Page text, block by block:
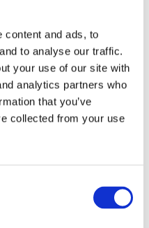
content and ads, to
to analyse our traffic.
your use of our site with
analytics partners who
that you’ve
collected from your use